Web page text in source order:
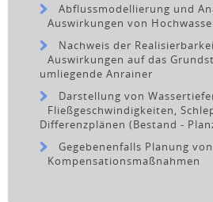
Abflussmodellierung und
Auswirkungen von
Nachweis der
Auswirkungen auf das
umliegende Anrainer
Darstellung von
Fließgeschwindigkeiten,
Differenzplänen (Bestand -
Gegebenenfalls Planung von
Kompensationsmaßnahmen